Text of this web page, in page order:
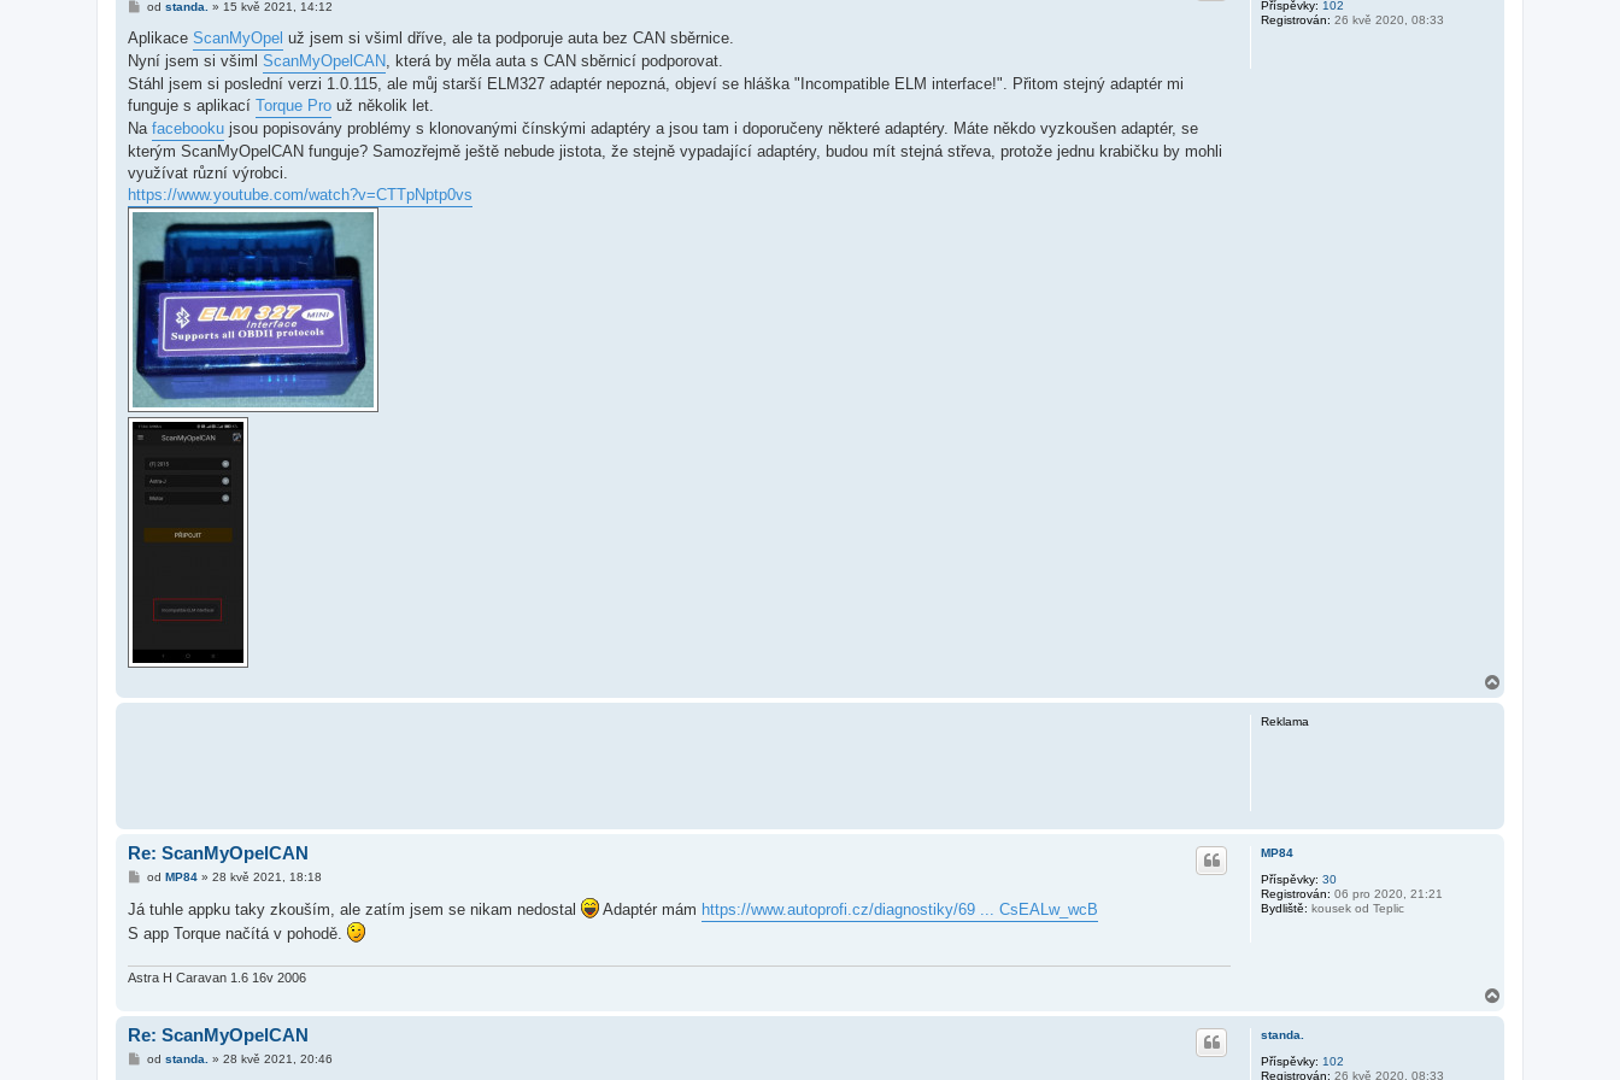
Příspěvky: 102
Registrován: 26 kvě 2020, 08:33
P
í
p
ě
v
e
od standa. » 15 kvě 2021, 14:12
Aplikace ScanMyOpel už jsem si všiml dříve, ale ta podporuje auta bez CAN sběrnice.
Nyní jsem si všiml ScanMyOpelCAN, která by měla auta s CAN sběrnicí podporovat.
Stáhl jsem si poslední verzi 1.0.115, ale můj starší ELM327 adaptér nepozná, objeví se hláška "Incompatible ELM interface!". Přitom stejný adaptér mi
funguje s aplikací Torque Pro už několik let.
Na facebooku jsou popisovány problémy s klonovanými čínskými adaptéry a jsou tam i doporučeny některé adaptéry. Máte někdo vyzkoušen adaptér, se
kterým ScanMyOpelCAN funguje? Samozřejmě ještě nebude jistota, že stejně vypadající adaptéry, budou mít stejná střeva, protože jednu krabičku by mohli
využívat různí výrobci.
https://www.youtube.com/watch?v=CTTpNptp0vs
Reklama
MP84
Příspěvky: 30
Registrován: 06 pro 2020, 21:21
Bydliště: kousek od Teplic
Re: ScanMyOpelCAN
P
í
s
p
e
od MP84» 28 kvě 2021, 18:18
Já tuhle appku taky zkouším, ale zatím jsem se nikam nedostal Adaptér mám https://www.autoprofi.cz/diagnostiky/69 ... CsEALw_wcB
S app Torque načítá v pohodě.
Astra H Caravan 1.6 16v 2006
standa.
Příspěvky: 102
Registrován: 26 kvě 2020, 08:33
Re: ScanMyOpelCAN
Pod standa. » 28 kvě 2021, 20:46